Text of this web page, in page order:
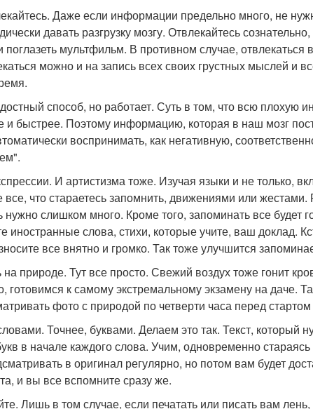
Даже если информации предельно много, не
давать разгрузку мозгу. Отвлекайтесь
поглазеть мультфильм. В противном случае,
можно и на запись всех своих грустных мыслей и
способ, но работает. Суть в том, что всю плохую
и быстрее. Поэтому информацию, которая в наш мозг
воспринимать, как негативную,
И артистизма тоже. Изучая языки и не только,
что стараетесь запомнить, движениями или
нужно слишком много. Кроме того, запоминать все будет
иностранные слова, стихи, которые учите, ваш доклад.
все внятно и громко. Так тоже улучшится
природе. Тут все просто. Свежий воздух тоже гонит
готовимся к самому экстремальному экзамену на даче.
фото с природой по четверти часа перед стартом
Точнее, буквами. Делаем это так. Текст, который
в начале каждого слова. Учим, одновременно
в оригинал регулярно, но потом вам будет
и вы все вспомните сразу же.
Лишь в том случае, если печатать или писать вам